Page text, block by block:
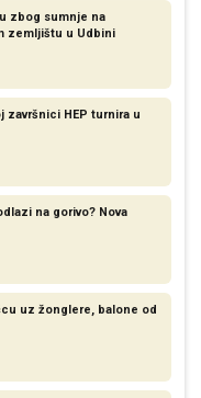
zbog sumnje na
zemljištu u Udbini
završnici HEP turnira u
na gorivo? Nova
uz žonglere, balone od